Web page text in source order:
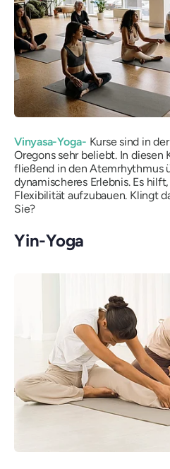
Vinyasa-Yoga- Kurse sind in
Oregons sehr beliebt. In diesen
fließend in den Atemrhythmus
dynamischeres Erlebnis. Es
Flexibilität aufzubauen. Klingt
Sie?
Yin-Yoga